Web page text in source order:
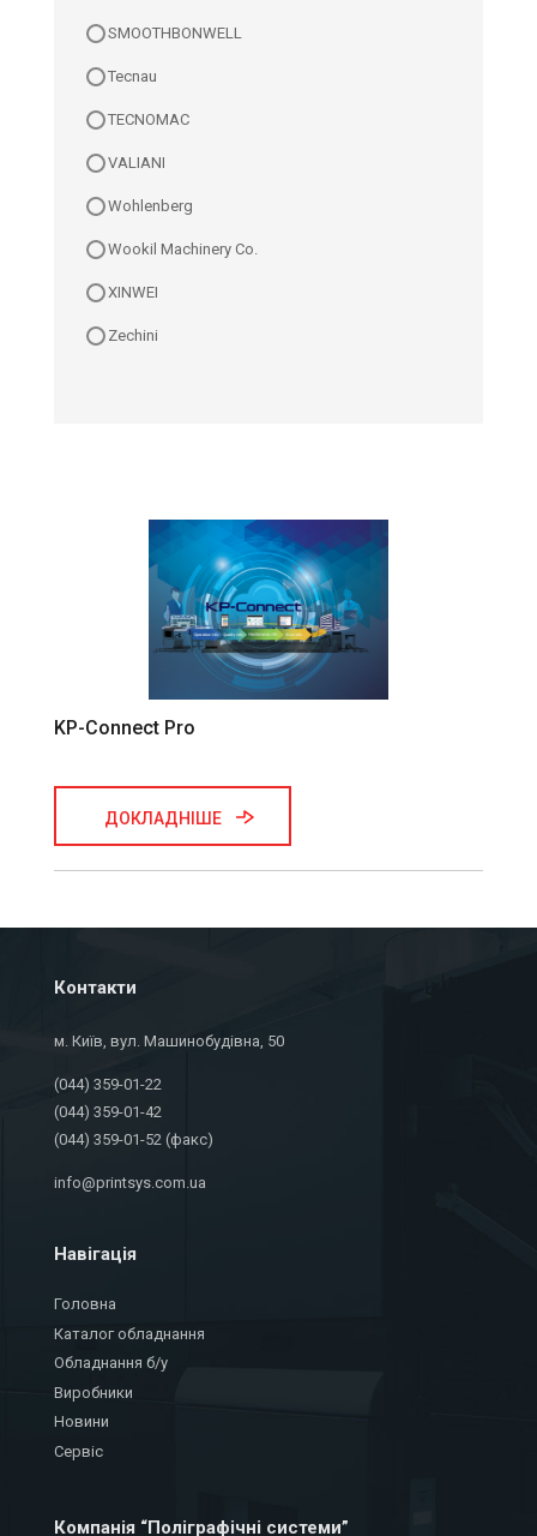
SMOOTHBONWELL
Tecnau
TECNOMAC
VALIANI
Wohlenberg
Wookil Machinery Co.
XINWEI
Zechini
KP-Connect Pro
ДОКЛАДНІШЕ
Контакти
м. Київ, вул. Машинобудівна, 50
(044) 359-01-22
(044) 359-01-42
(044) 359-01-52 (факс)
info@printsys.com.ua
Навігація
Головна
Каталог обладнання
Обладнання б/у
Виробники
Новини
Сервіс
Компанія “Поліграфічні системи”